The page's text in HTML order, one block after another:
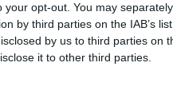
opt-out. You may
by third parties on the IAB’s
by us to third parties on
it to other third parties.